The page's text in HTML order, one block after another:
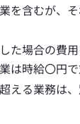
を含むが、
た場合の費
は時給〇円
える業務は